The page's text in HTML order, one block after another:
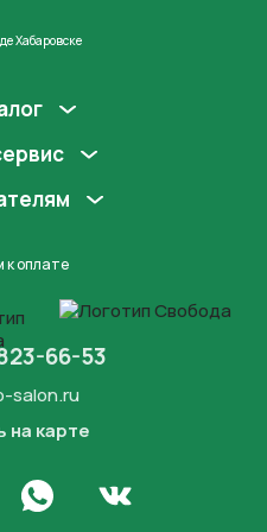
Хабаровске
оплате
66-53
salon.ru
на карте
в Телеграм
Написать в WhatsApp
Перейти во